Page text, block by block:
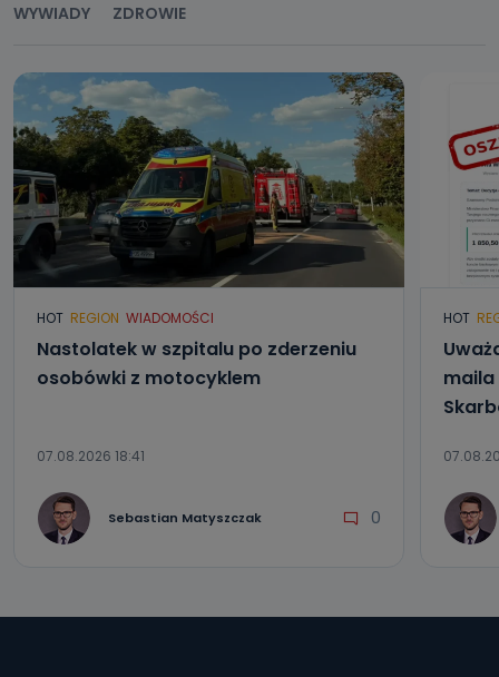
WYWIADY
ZDROWIE
HOT REGION WIADOMOŚCI
Nastolatek w szpitalu po zderzeniu
osobówki z motocyklem
07.08.2026 18:41
Sebastian Matyszczak 0
HOT
maila